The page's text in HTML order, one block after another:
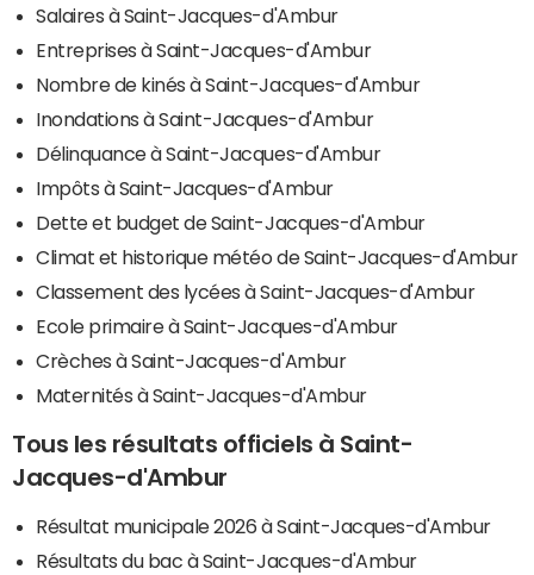
Salaires à Saint-Jacques-d'Ambur
Entreprises à Saint-Jacques-d'Ambur
Nombre de kinés à Saint-Jacques-d'Ambur
Inondations à Saint-Jacques-d'Ambur
Délinquance à Saint-Jacques-d'Ambur
Impôts à Saint-Jacques-d'Ambur
Dette et budget de Saint-Jacques-d'Ambur
Climat et historique météo de Saint-Jacques-d'Ambur
Classement des lycées à Saint-Jacques-d'Ambur
Ecole primaire à Saint-Jacques-d'Ambur
Crèches à Saint-Jacques-d'Ambur
Maternités à Saint-Jacques-d'Ambur
Tous les résultats officiels à Saint-
Jacques-d'Ambur
Résultat municipale 2026 à Saint-Jacques-d'Ambur
Résultats du bac à Saint-Jacques-d'Ambur